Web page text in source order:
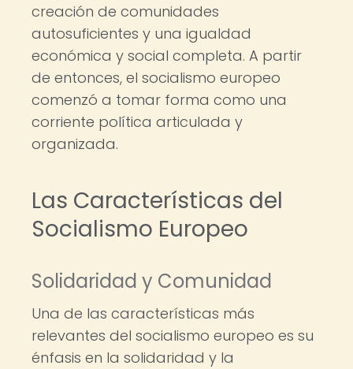
creación de comunidades
autosuficientes y una igualdad
económica y social completa. A partir
de entonces, el socialismo europeo
comenzó a tomar forma como una
corriente política articulada y
organizada.
Las Características del
Socialismo Europeo
Solidaridad y Comunidad
Una de las características más
relevantes del socialismo europeo es su
énfasis en la solidaridad y la